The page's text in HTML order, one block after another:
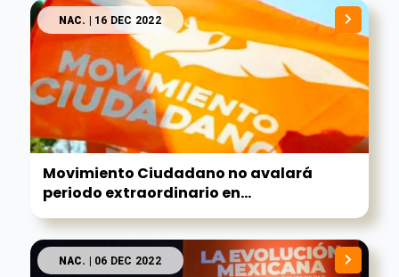
NAC. | 16 DEC 2022
Movimiento Ciudadano no avalará
periodo extraordinario en...
NAC. | 06 DEC 2022